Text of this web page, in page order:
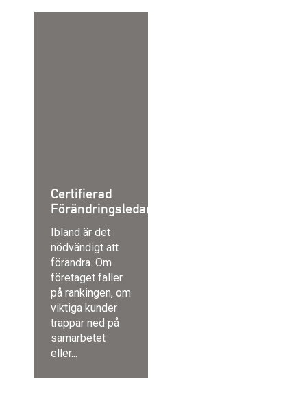
Certifierad
Förändringsledare
Ibland är det
nödvändigt att
förändra. Om
företaget faller
på rankingen, om
viktiga kunder
trappar ned på
samarbetet
eller...